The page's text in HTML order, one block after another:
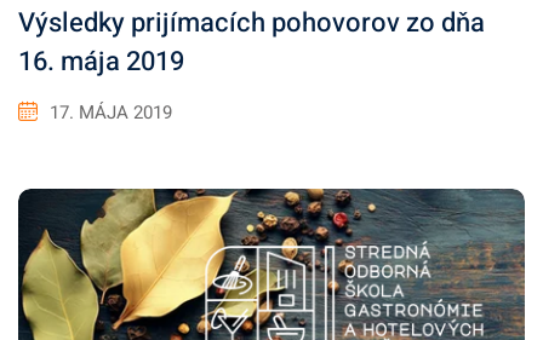
Výsledky prijímacích pohovorov zo dňa
16. mája 2019
17. MÁJA 2019